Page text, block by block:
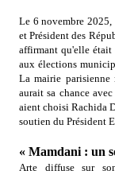
Le 6 novembre
et Président des
affirmant qu'elle était
aux élections
La mairie
aurait sa chance
aient choisi Rachida
soutien du Président
« Mamdani : un
Arte diffuse sur